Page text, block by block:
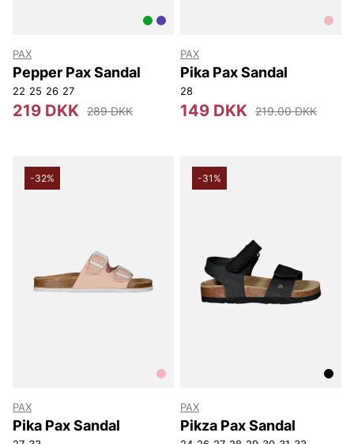
PAX
Pepper Pax Sandal
22 25 26 27
219 DKK 289 DKK
PAX
Pika Pax Sandal
28
149 DKK 219.00 DKK
-32%
PAX
Pika Pax Sandal
-31%
PAX
Pikza Pax Sandal